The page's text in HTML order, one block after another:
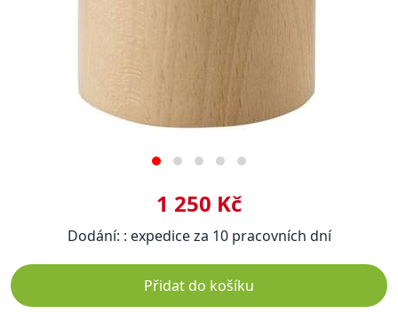
1 250 Kč
Dodání: : expedice za 10 pracovních dní
Přidat do košíku